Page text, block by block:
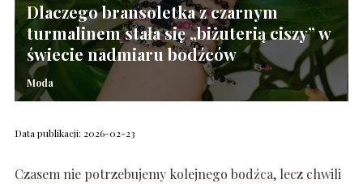
Dlaczego bransoletka z czarnym
turmalinem stała się „biżuterią ciszy” w
świecie nadmiaru bodźców
Moda
Data publikacji: 2026-02-23
Czasem nie potrzebujemy kolejnego bodźca, lecz chwili